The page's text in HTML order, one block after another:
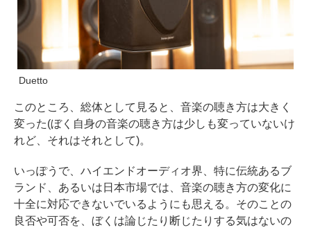
Duetto
このところ、総体として見ると、音楽の聴き方は大きく
変った(ぼく自身の音楽の聴き方は少しも変っていないけ
れど、それはそれとして)。
いっぽうで、ハイエンドオーディオ界、特に伝統あるブ
ランド、あるいは日本市場では、音楽の聴き方の変化に
十全に対応できないでいるようにも思える。そのことの
良否や可否を、ぼくは論じたり断じたりする気はないの